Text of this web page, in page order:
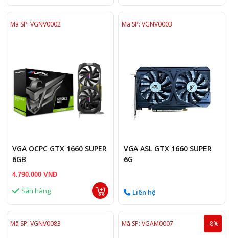
Mã SP: VGNV0002
VGA OCPC GTX 1660 SUPER
6GB
4.790.000 VNĐ
Sẵn hàng
Mã SP: VGNV0003
VGA ASL GTX 1660 SUPER
6G
Liên hệ
Mã SP: VGNV0083 Mã SP: VGAM0007 -8%